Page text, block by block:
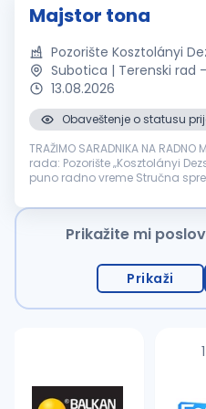
Majstor tona
Pozorište Kosztolányi
Subotica | Terenski rad -
13.08.2026
Obaveštenje o statusu
TRAŽIMO SARADNIKA NA RADNO
rada: Pozorište „Kosztolányi
puno radno vreme Stručna
za potrebe proba i predstava...
Prikažite mi
Prikaži